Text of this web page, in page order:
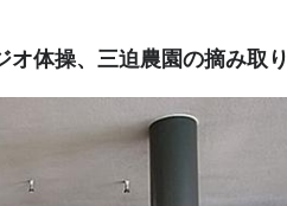
体操、三迫農園の摘み取り